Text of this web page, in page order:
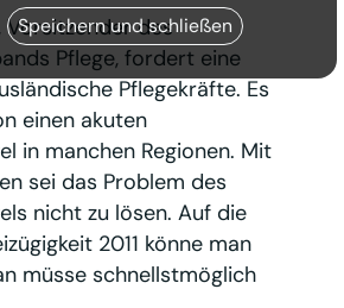
Vorsitzender des
Pflege, fordert eine
Pflegekräfte. Es
einen akuten
in manchen Regionen. Mit
sei das Problem des
nicht zu lösen. Auf die
2011 könne man
müsse schnellstmöglich
Speichern und schließen